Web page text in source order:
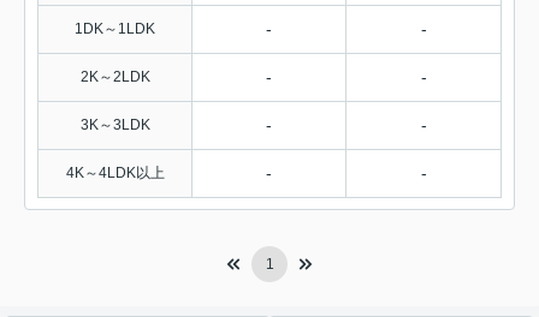
1DK～1LDK - -
2K～2LDK - -
3K～3LDK - -
4K～4LDK以上 - -
1